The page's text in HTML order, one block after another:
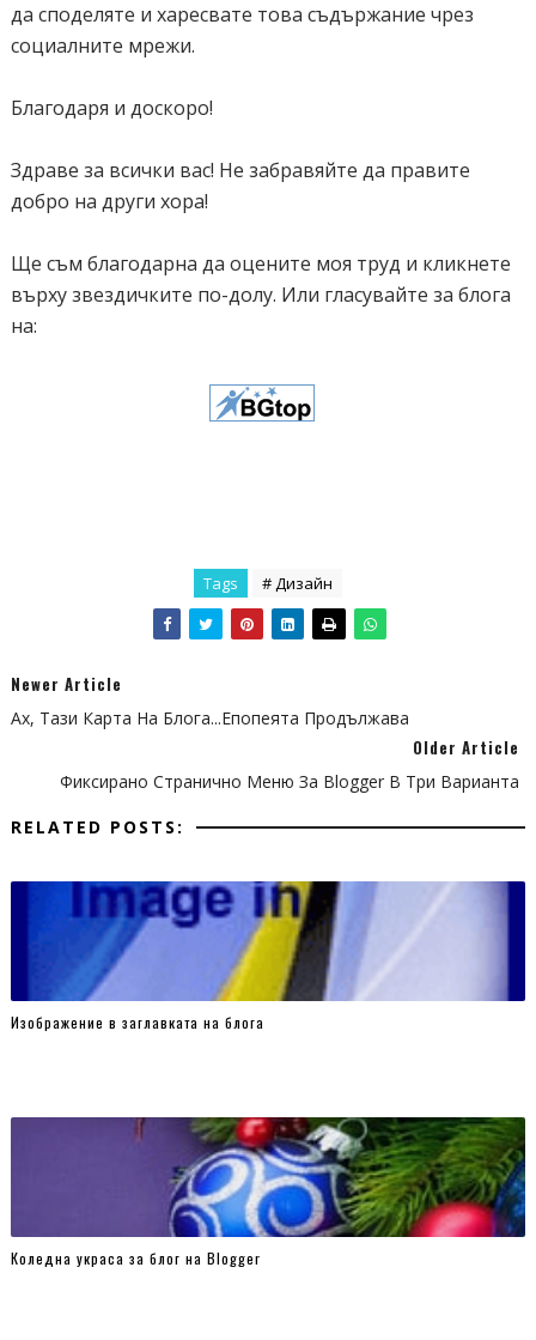
да споделяте и харесвате това съдържание чрез
социалните мрежи.
Благодаря и доскоро!
Здраве за всички вас! Не забравяйте да правите
добро на други хора!
Ще съм благодарна да оцените моя труд и кликнете
върху звездичките по-долу. Или гласувайте за блога
на:
Tags # Дизайн
Newer Article
Ах, Тази Карта На Блога...Епопеята Продължава
Older Article
Фиксирано Странично Меню За Blogger В Три Варианта
RELATED POSTS:
Изображение в заглавката на блога
Коледна украса за блог на Blogger